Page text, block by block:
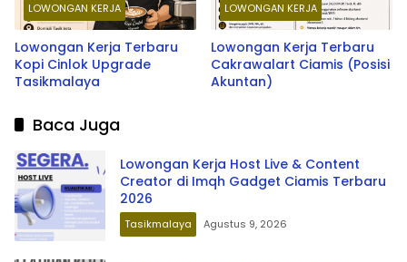
LOWONGAN KERJA
Lowongan Kerja Terbaru
Kopi Cinlok Upgrade
Tasikmalaya
LOWONGAN KERJA
Lowongan Kerja Terbaru
Cakrawalart Ciamis (Posisi
Akuntan)
Baca Juga
Lowongan Kerja Host Live & Content
Creator di Imqh Gadget Ciamis Terbaru
2026
Tasikmalaya Agustus 9, 2026